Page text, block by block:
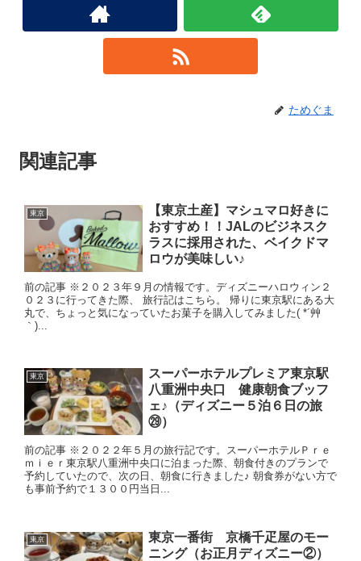
ためぐま
関連記事
東京
【東京土産】マシュマロ好きに
おすすめ！！JALのビジネスク
ラスに採用された、ベイクドマ
ロウが美味しい♪
前の記事 ※２０２３年９月の情報です。ディズニーハロウィン２
０２３に行ってきた際、 旅行記はこちら。 帰りに東京駅にある大
丸で、ちょっと気になっていたお菓子を購入してみました( *´艸
｀)...
東京
スーパーホテルプレミア東京駅
八重洲中央口 健康朝食ブッフ
ェ♪（ディズニー５泊６日の旅
㉙）
前の記事 ※２０２２年５月の旅行記です。スーパーホテルＰｒｅ
ｍｉｅｒ東京駅八重洲中央口に泊まった際、朝食付きのプランで
予約していたので、次の日、朝食に行きました♪ 朝食券がない方で
も事前予約で１３００円当日...
東京
東京一番街 京橋千疋屋のモー
ニング（お正月ディズニー②）